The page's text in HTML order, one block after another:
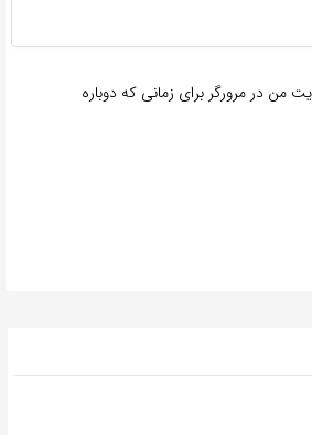
من در مرورگر برای زمانی که دوباره